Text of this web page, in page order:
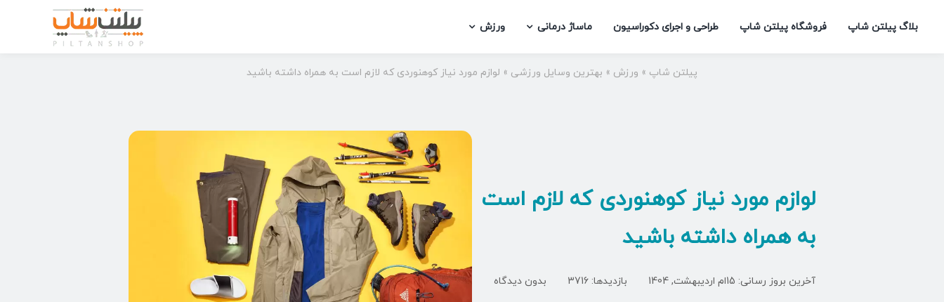
بلاگ پیلتن شاپ فروشگاه پیلتن شاپ طراحی و اجرای دکوراسیون ماساژ درمانی ورزش
پیلتن شاپ » ورزش » بهترین وسایل ورزشی » لوازم مورد نیاز کوهنوردی که لازم است به همراه داشته باشید
لوازم مورد نیاز کوهنوردی که لازم است
به همراه داشته باشید
آخرین بروز رسانی: 15ام اردیبهشت, 1404 بازدیدها: 3716 بدون دیدگاهon